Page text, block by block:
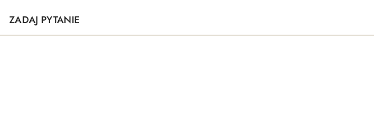
ZADAJ PYTANIE